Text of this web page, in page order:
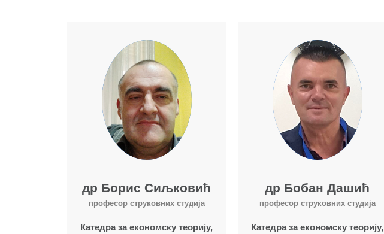
Више о наставнику Више о наставнику
др Борис Сиљковић
професор струковних студија
Катедра за економску теорију,
др Бобан Дашић
професор струковних студија
Катедра за економску теорију,